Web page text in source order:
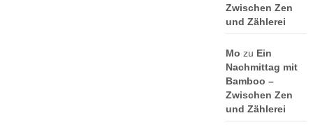
Zwischen Zen
und Zählerei
Mo zu Ein
Nachmittag mit
Bamboo –
Zwischen Zen
und Zählerei